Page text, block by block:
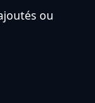
ou